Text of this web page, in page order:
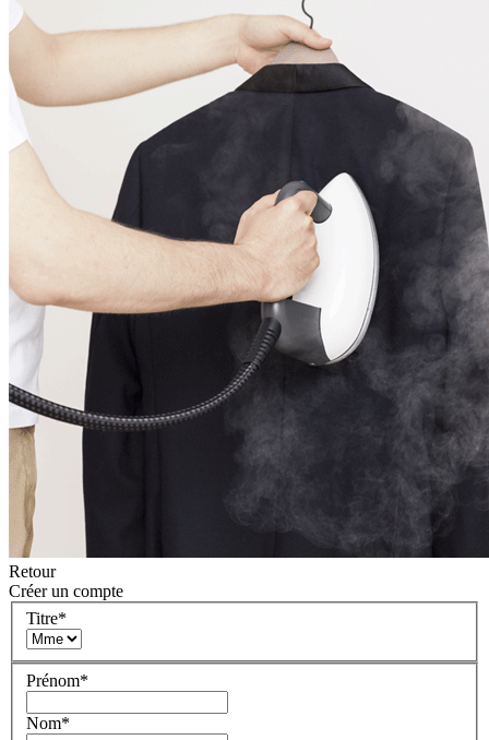
Retour
Créer un compte
Titre*
Prénom*
Nom*